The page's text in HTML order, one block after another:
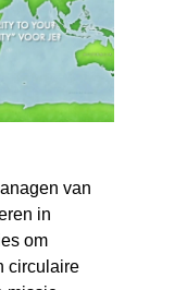
van
in
om
circulaire